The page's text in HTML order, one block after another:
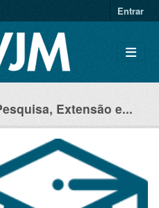
Entrar
Extensão e...